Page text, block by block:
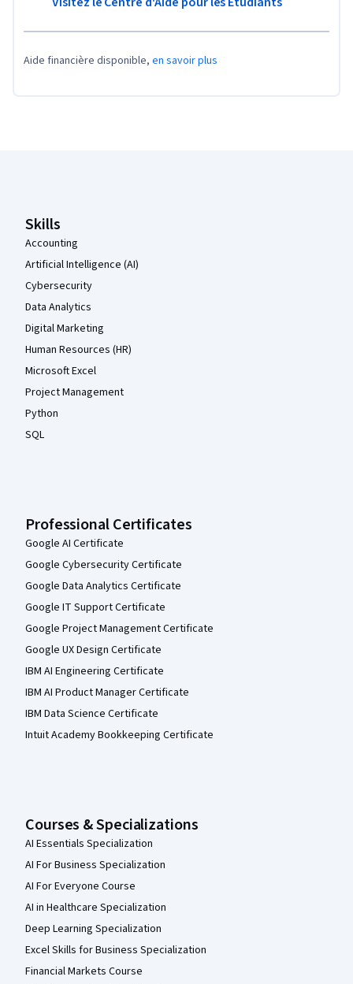
Aide financière disponible, en savoir plus
Skills
Accounting
Artificial Intelligence (AI)
Cybersecurity
Data Analytics
Digital Marketing
Human Resources (HR)
Microsoft Excel
Project Management
Python
SQL
Professional Certificates
Google AI Certificate
Google Cybersecurity Certificate
Google Data Analytics Certificate
Google IT Support Certificate
Google Project Management Certificate
Google UX Design Certificate
IBM AI Engineering Certificate
IBM AI Product Manager Certificate
IBM Data Science Certificate
Intuit Academy Bookkeeping Certificate
Courses & Specializations
AI Essentials Specialization
AI For Business Specialization
AI For Everyone Course
AI in Healthcare Specialization
Deep Learning Specialization
Excel Skills for Business Specialization
Financial Markets Course